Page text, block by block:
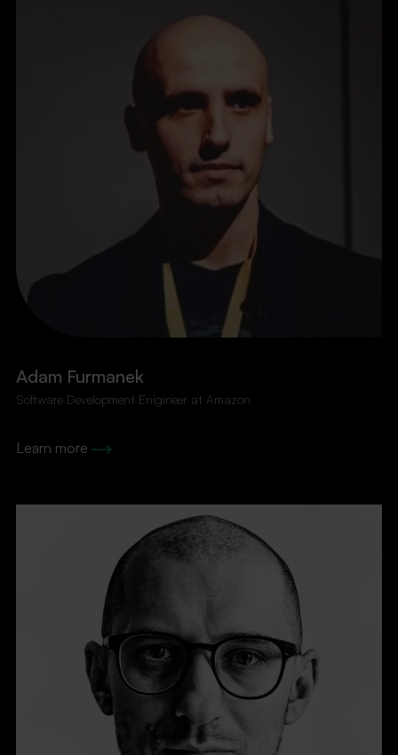
Adam Furmanek
Software Development Enigineer at Amazon
Learn more